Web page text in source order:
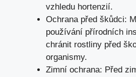
vzhledu hortenzií.
Ochrana před škůdci:
používání přírodních
chránit rostliny před
organismy.
Zimní ochrana: Před